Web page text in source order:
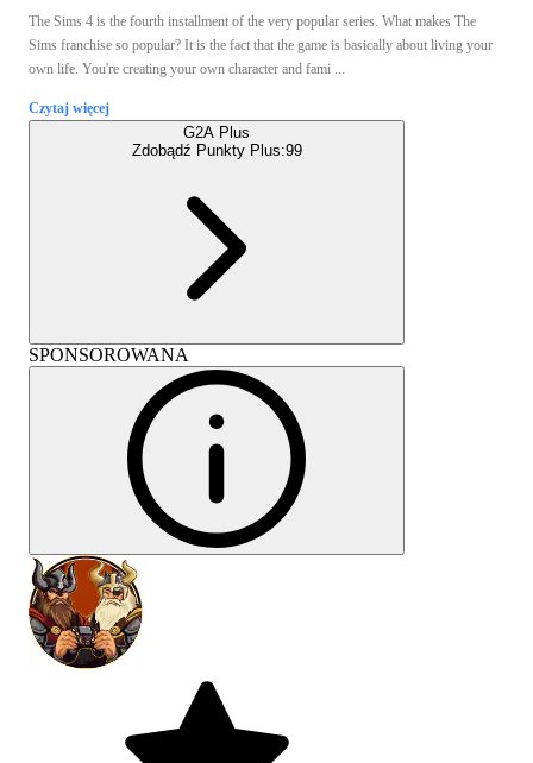
The Sims 4 is the fourth installment of the very popular series. What makes The
Sims franchise so popular? It is the fact that the game is basically about living your
own life. You're creating your own character and fami ...
Czytaj więcej
G2A Plus
Zdobądź Punkty Plus:99
SPONSOROWANA